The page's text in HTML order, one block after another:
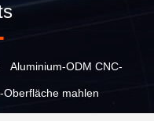
Aluminium-ODM CNC-
mahlen